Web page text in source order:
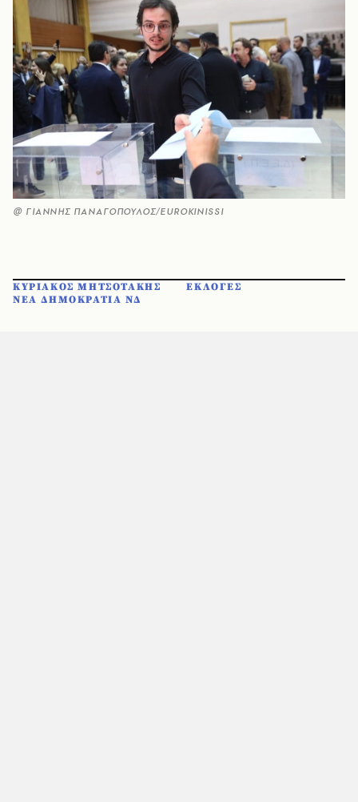
@ ΓΙΑΝΝΗΣ ΠΑΝΑΓΟΠΟΥΛΟΣ/EUROKINISSI
ΚΥΡΙΑΚΟΣ ΜΗΤΣΟΤΑΚΗΣ
ΕΚΛΟΓΕΣ
ΝΕΑ ΔΗΜΟΚΡΑΤΙΑ ΝΔ